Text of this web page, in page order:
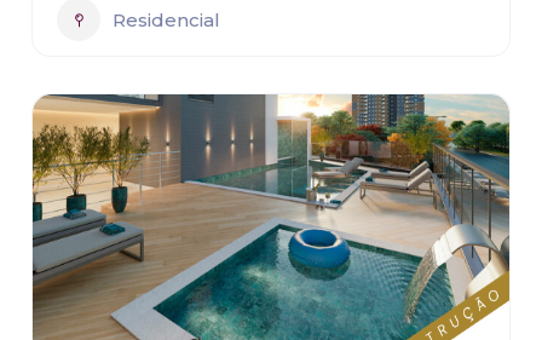
Residencial